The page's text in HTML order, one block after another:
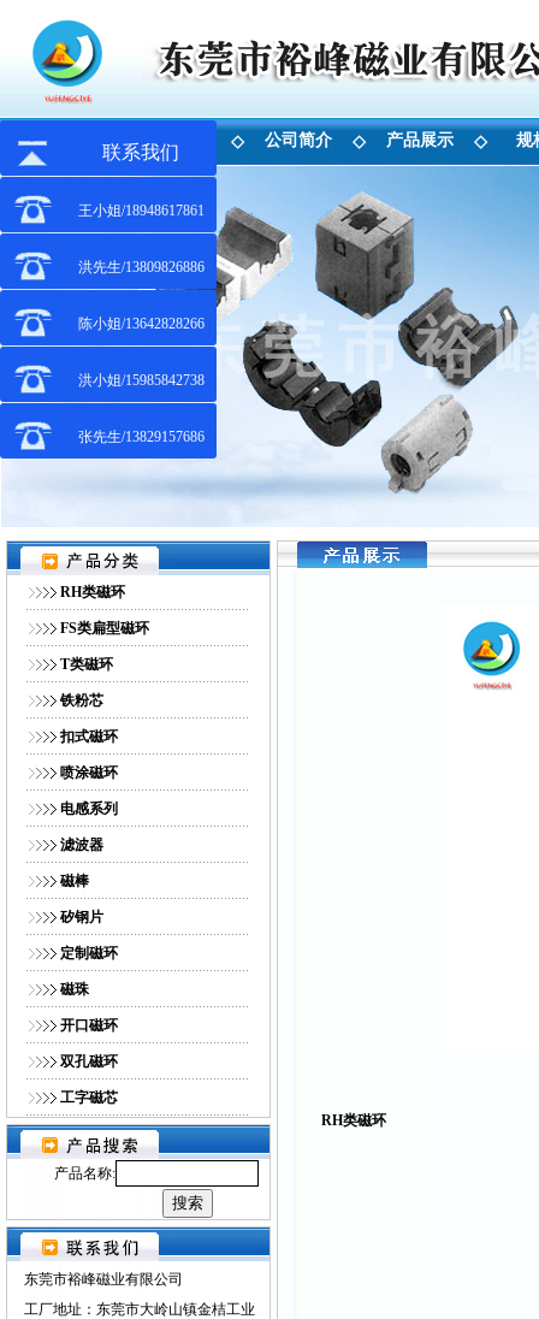
首 页 ◇ 公司简介 ◇ 产品展示 ◇ 规
网站首页｜公司简介｜产品展示｜供求商机｜人才招
RH类磁环
FS类扁型磁环
T类磁环
铁粉芯
扣式磁环
喷涂磁环
电感系列
滤波器
磁棒
矽钢片
定制磁环
磁珠
开口磁环
双孔磁环
工字磁芯
产品名称:
东莞市裕峰磁业有限公司
工厂地址：东莞市大岭山镇金桔工业
RH类磁环
联系我们
王小姐/18948617861
洪先生/13809826886
陈小姐/13642828266
洪小姐/15985842738
张先生/13829157686